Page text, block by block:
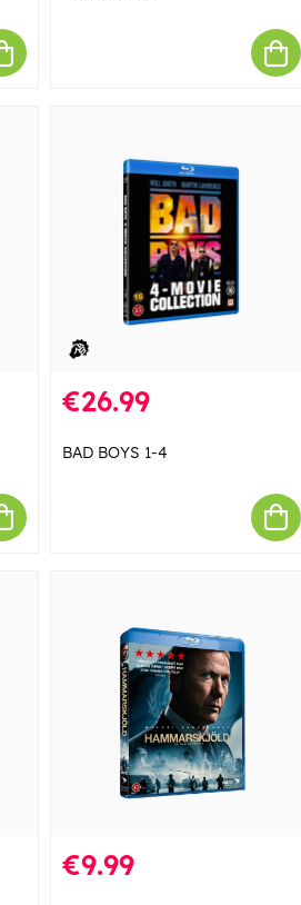
€26.99
BAD BOYS 1-4
€9.99